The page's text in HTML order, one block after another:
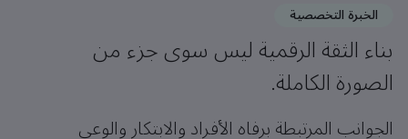
الخبرة التخصصية
بناء الثقة الرقمية ليس سوى جزء من
الصورة الكاملة.
الجوانب المرتبطة برفاه الأفراد والابتكار والوعي